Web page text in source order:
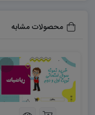
محصولات مشابه